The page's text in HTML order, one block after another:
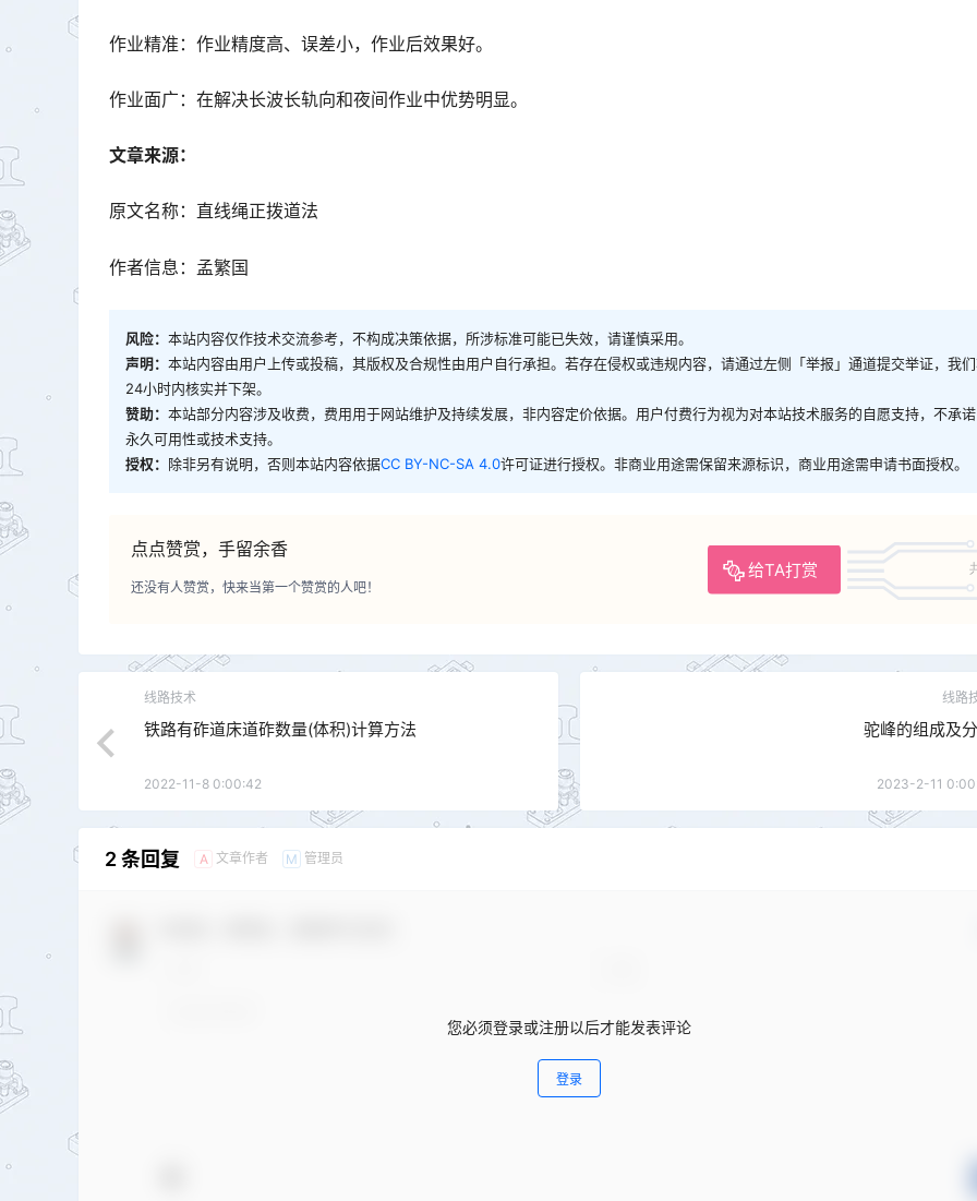
作业精准：作业精度高、误差小，作业后效果好。
作业面广：在解决长波长轨向和夜间作业中优势明显。
文章来源：
原文名称：直线绳正拨道法
作者信息：孟繁国
风险： 本站内容仅作技术交流参考，不构成决策依据，所涉标准可能已失效，请谨慎采用。
声明： 本站内容由用户上传或投稿，其版权及合规性由用户自行承担。若存在侵权或违规内容，请通过左侧「举报」通道提交举证，我
24小时内核实并下架。
赞助： 本站部分内容涉及收费，费用用于网站维护及持续发展，非内容定价依据。用户付费行为视为对本站技术服务的自愿支持，不承
永久可用性或技术支持。
授权： 除非另有说明，否则本站内容依据CC BY-NC-SA 4.0许可证进行授权。非商业用途需保留来源标识，商业用途需申请书面授权。
点点赞赏，手留余香
给TA打赏
还没有人赞赏，快来当第一个赞赏的人吧！
线路技术
铁路有砟道床道砟数量(体积)计算方法
2022-11-8 0:00:42
线路
驼峰的组成及
2023-2-11
2 条回复 A 文章作者 M 管理员
您必须登录或注册以后才能发表评论
登录